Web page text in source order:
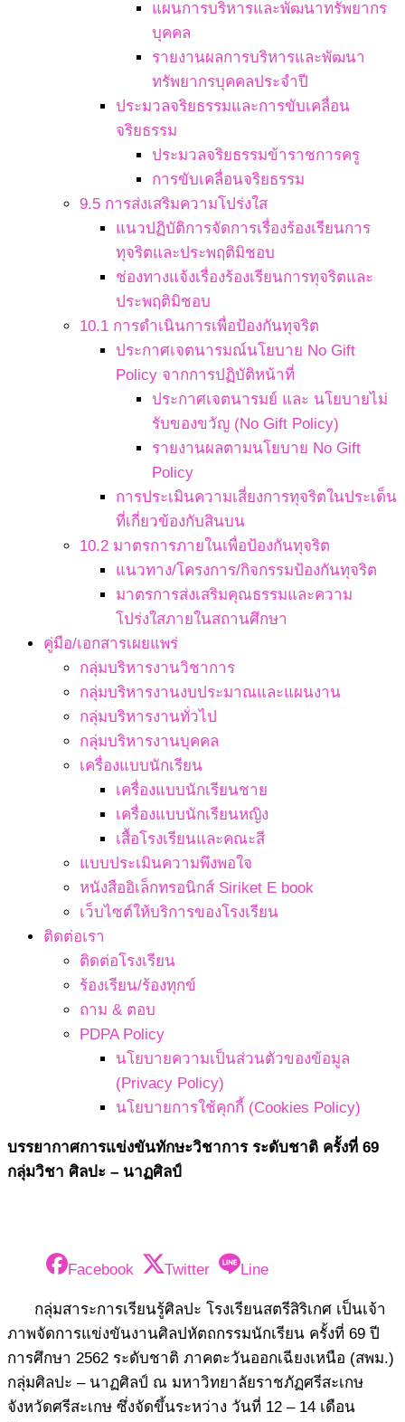
แผนการบริหารและพัฒนาทรัพยากร
บุคคล
รายงานผลการบริหารและพัฒนา
ทรัพยากรบุคคลประจำปี
ประมวลจริยธรรมและการขับเคลื่อน
จริยธรรม
ประมวลจริยธรรมข้าราชการครู
การขับเคลื่อนจริยธรรม
9.5 การส่งเสริมความโปร่งใส
แนวปฏิบัติการจัดการเรื่องร้องเรียนการ
ทุจริตและประพฤติมิชอบ
ช่องทางแจ้งเรื่องร้องเรียนการทุจริตและ
ประพฤติมิชอบ
10.1 การดำเนินการเพื่อป้องกันทุจริต
ประกาศเจตนารมณ์นโยบาย No Gift
Policy จากการปฏิบัติหน้าที่
ประกาศเจตนารมย์ และ นโยบายไม่
รับของขวัญ (No Gift Policy)
รายงานผลตามนโยบาย No Gift
Policy
การประเมินความเสี่ยงการทุจริตในประเด็น
ที่เกี่ยวข้องกับสินบน
10.2 มาตรการภายในเพื่อป้องกันทุจริต
แนวทาง/โครงการ/กิจกรรมป้องกันทุจริต
มาตรการส่งเสริมคุณธรรมและความ
โปร่งใสภายในสถานศึกษา
คู่มือ/เอกสารเผยแพร่
กลุ่มบริหารงานวิชาการ
กลุ่มบริหารงานงบประมาณและแผนงาน
กลุ่มบริหารงานทั่วไป
กลุ่มบริหารงานบุคคล
เครื่องแบบนักเรียน
เครื่องแบบนักเรียนชาย
เครื่องแบบนักเรียนหญิง
เสื้อโรงเรียนและคณะสี
แบบประเมินความพึงพอใจ
หนังสืออิเล็กทรอนิกส์ Siriket E book
เว็บไซต์ให้บริการของโรงเรียน
ติดต่อเรา
ติดต่อโรงเรียน
ร้องเรียน/ร้องทุกข์
ถาม & ตอบ
PDPA Policy
นโยบายความเป็นส่วนตัวของข้อมูล
(Privacy Policy)
นโยบายการใช้คุกกี้ (Cookies Policy)
บรรยากาศการแข่งขันทักษะวิชาการ ระดับชาติ ครั้งที่ 69
กลุ่มวิชา ศิลปะ – นาฏศิลป์
Facebook Twitter Line
กลุ่มสาระการเรียนรู้ศิลปะ โรงเรียนสตรีสิริเกศ เป็นเจ้า
ภาพจัดการแข่งขันงานศิลปหัตถกรรมนักเรียน ครั้งที่ 69 ปี
การศึกษา 2562 ระดับชาติ ภาคตะวันออกเฉียงเหนือ (สพม.)
กลุ่มศิลปะ – นาฏศิลป์ ณ มหาวิทยาลัยราชภัฏศรีสะเกษ
จังหวัดศรีสะเกษ ซึ่งจัดขึ้นระหว่าง วันที่ 12 – 14 เดือน